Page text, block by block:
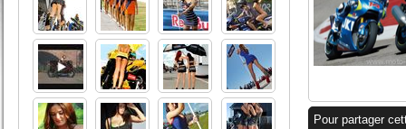
Pour partager